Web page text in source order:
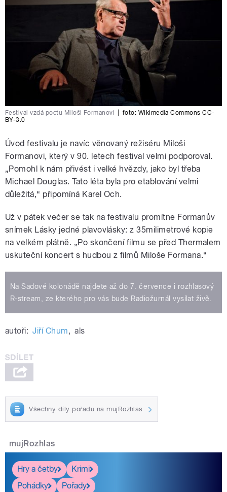
Festival vzdá poctu Miloši Formanovi foto: Wikimedia Commons CC-
BY-3.0
Úvod festivalu je navíc věnovaný režiséru Miloši
Formanovi, který v 90. letech festival velmi podporoval.
„Pomohl k nám přivést i velké hvězdy, jako byl třeba
Michael Douglas. Tato léta byla pro etablování velmi
důležitá,“ připomíná Karel Och.
Už v pátek večer se tak na festivalu promítne Formanův
snímek Lásky jedné plavovlásky: z 35milimetrové kopie
na velkém plátně. „Po skončení filmu se před Thermalem
uskuteční koncert s hudbou z filmů Miloše Formana.“
Na Sadové kolonádě najdete až do 7. července i rozhlasový
R-stream, ze kterého pro vás bude Radiožurnál vysílat živě.
autoři: Jiří Chum, als
Všechny díly pořadu na mujRozhlas
mujRozhlas
Hry a četby
Krimi
Pohádky
Pořady